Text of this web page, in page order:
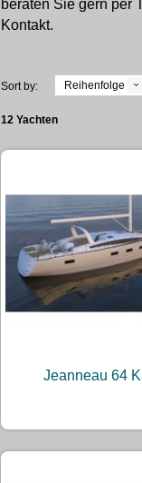
beraten Sie gern per
Kontakt.
Sort by: Reihenfolge
12 Yachten
Jeanneau 64